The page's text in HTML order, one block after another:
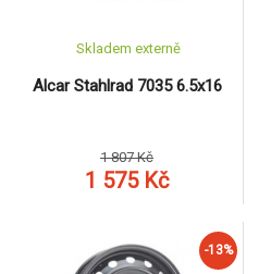
Alcar Stahlrad 7035 6.5x16
Skladem externě
1 807 Kč
1 575 Kč
-13%